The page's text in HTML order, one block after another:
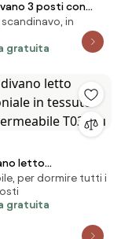
3 posti con
braccioli traslanti in
impermeabile
zucchero
in
gratuita
letto
in tessuto felis
T03 blu
per dormire tutti i
gratuita